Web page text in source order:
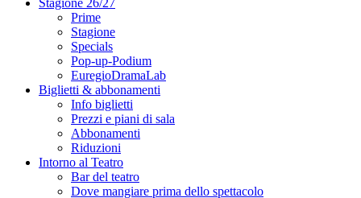
Stagione 26/27
Prime
Stagione
Specials
Pop-up-Podium
EuregioDramaLab
Biglietti & abbonamenti
Info biglietti
Prezzi e piani di sala
Abbonamenti
Riduzioni
Intorno al Teatro
Bar del teatro
Dove mangiare prima dello spettacolo